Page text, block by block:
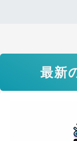
最新